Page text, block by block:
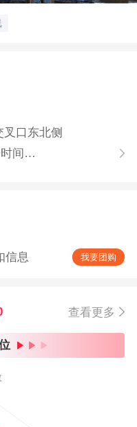
口东北侧
时间…
信息 我要团购
查看更多